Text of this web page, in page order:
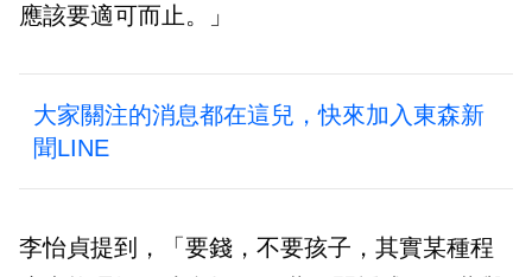
應該要適可而止。」
大家關注的消息都在這兒，快來加入東森新
聞LINE
李怡貞提到，「要錢，不要孩子，其實某種程